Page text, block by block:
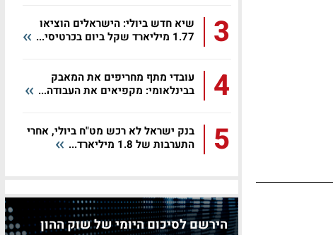
3
שיא חדש ביולי: הישראלים הוציאו
1.77 מיליארד שקל ביום בכרטיסי...
4
עובדי מתף מחריפים את המאבק
בבינלאומי: מקפיאים את העבודה...
5
בנק ישראל לא רכש מט"ח ביולי, אחרי
התערבות של 1.8 מיליארד...
הירשם לסיכום היומי של שוק ההון